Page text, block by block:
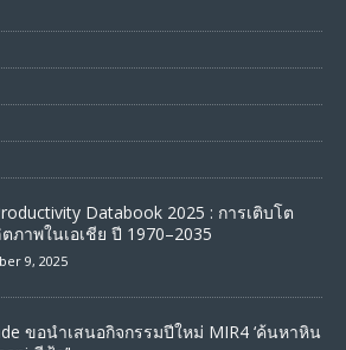
Databook 2025 : การเติบโต
ภาพในเอเชีย ปี 1970–2035
9, 2025
ขอนำเสนอกิจกรรมปีใหม่ MIR4 ‘ค้นหาหิน